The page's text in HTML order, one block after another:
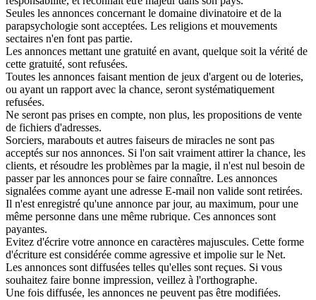
Seules les annonces concernant le domaine divinatoire et de la
parapsychologie sont acceptées. Les religions et mouvements
sectaires n'en font pas partie.
Les annonces mettant une gratuité en avant, quelque soit la vérité de
cette gratuité, sont refusées.
Toutes les annonces faisant mention de jeux d'argent ou de loteries,
ou ayant un rapport avec la chance, seront systématiquement
refusées.
Ne seront pas prises en compte, non plus, les propositions de vente
de fichiers d'adresses.
Sorciers, marabouts et autres faiseurs de miracles ne sont pas
acceptés sur nos annonces. Si l'on sait vraiment attirer la chance, les
clients, et résoudre les problèmes par la magie, il n'est nul besoin de
passer par les annonces pour se faire connaître. Les annonces
signalées comme ayant une adresse E-mail non valide sont retirées.
Il n'est enregistré qu'une annonce par jour, au maximum, pour une
même personne dans une même rubrique. Ces annonces sont
payantes.
Evitez d'écrire votre annonce en caractères majuscules. Cette forme
d'écriture est considérée comme agressive et impolie sur le Net.
Les annonces sont diffusées telles qu'elles sont reçues. Si vous
souhaitez faire bonne impression, veillez à l'orthographe.
Une fois diffusée, les annonces ne peuvent pas être modifiées.